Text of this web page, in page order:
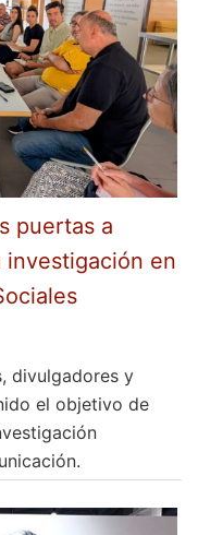
puertas a
investigación en
divulgadores y
el objetivo de